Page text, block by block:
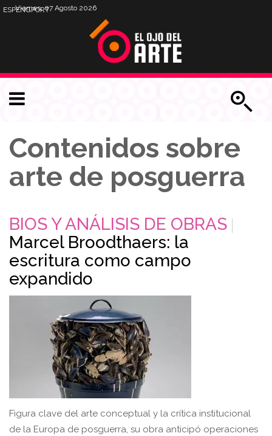
Viernes, 07 Agosto 2026
ESPENGPORT
Contenidos sobre
arte de posguerra
BIOS Y ANÁLISIS DE OBRAS
Marcel Broodthaers: la
escritura como campo
expandido
Figura clave del arte conceptual y la crítica institucional
de la Europa de posguerra, su obra anticipó operaciones